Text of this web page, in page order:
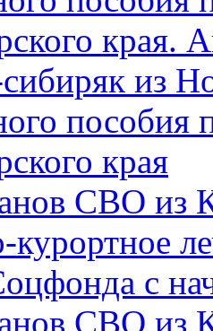
края.
из
пособия
края
СВО из
курортное
с
СВО из